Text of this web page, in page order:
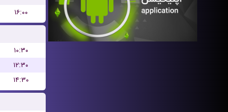
۱۶:۰۰
۱۰:۳۰
۱۲:۳۰
۱۴:۳۰